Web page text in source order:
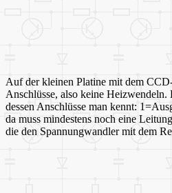
Auf der kleinen Platine mit dem
Anschlüsse, also keine Heizwendeln.
dessen Anschlüsse man kennt:
da muss mindestens noch eine
die den Spannungwandler mit dem